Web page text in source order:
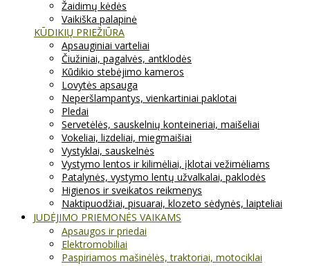
Žaidimų kėdės
Vaikiška palapinė
KŪDIKIŲ PRIEŽIŪRA
Apsauginiai varteliai
Čiužiniai, pagalvės, antklodės
Kūdikio stebėjimo kameros
Lovytės apsauga
Neperšlampantys, vienkartiniai paklotai
Pledai
Servetėlės, sauskelnių konteineriai, maišeliai
Vokeliai, lizdeliai, miegmaišiai
Vystyklai, sauskelnės
Vystymo lentos ir kilimėliai, įklotai vežimėliams
Patalynės, vystymo lentų užvalkalai, paklodės
Higienos ir sveikatos reikmenys
Naktipuodžiai, pisuarai, klozeto sėdynės, laipteliai
JUDĖJIMO PRIEMONĖS VAIKAMS
Apsaugos ir priedai
Elektromobiliai
Paspiriamos mašinėlės, traktoriai, motociklai